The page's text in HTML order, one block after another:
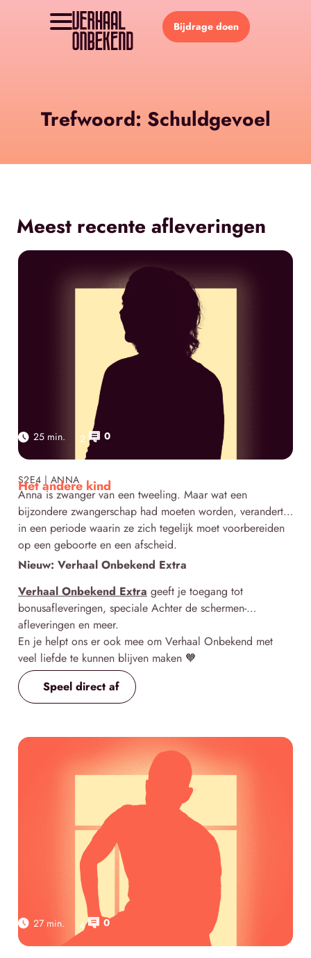
Bijdrage doen
Trefwoord: Schuldgevoel
Meest recente afleveringen
25 min. 2 0
S2E4 | ANNA
Het andere kind
Anna is zwanger van een tweeling. Maar wat een
bijzondere zwangerschap had moeten worden, verandert
in een periode waarin ze zich tegelijk moet voorbereiden
op een geboorte en een afscheid.
Nieuw: Verhaal Onbekend Extra
Verhaal Onbekend Extra geeft je toegang tot
bonusafleveringen, speciale Achter de schermen-
afleveringen en meer.
En je helpt ons er ook mee om Verhaal Onbekend met
veel liefde te kunnen blijven maken 🧡
Speel direct af
27 min. 4 0